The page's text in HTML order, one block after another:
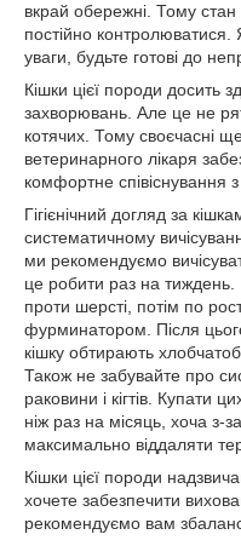
вкрай обережні. Тому
постійно
уваги, будьте готові до
Кішки цієї породи досить
захворювань. Але це не
котячих. Тому своєчасні
ветеринарного лікаря
комфортне співіснування
Гігієнічний догляд за
систематичному
ми рекомендуємо
це робити раз на тиждень.
проти шерсті, потім по
фурминатором. Після
кішку обтирають
Також не забувайте про
раковини і кігтів. Купати
ніж раз на місяць, хоча з-
максимально віддаляти
Кішки цієї породи
хочете забезпечити
рекомендуємо вам